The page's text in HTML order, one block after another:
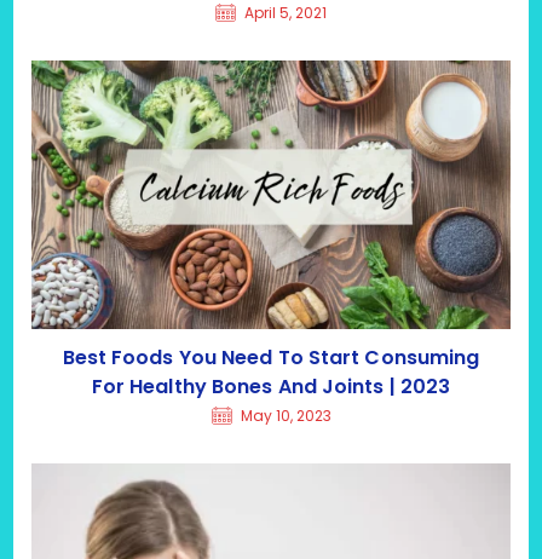
April 5, 2021
Best Foods You Need To Start Consuming
For Healthy Bones And Joints | 2023
May 10, 2023